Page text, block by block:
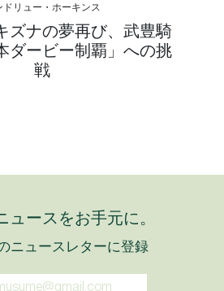
ドリュー・ホーキンス
ズナの夢再び、武豊騎
ダービー制覇」への挑
戦
ュースをお手元に。
ニュースレターに登録